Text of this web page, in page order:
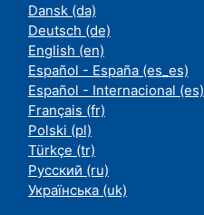
Dansk ‎(da)‎
Deutsch ‎(de)‎
English ‎(en)‎
Español - España ‎(es_es)‎
Español - Internacional ‎(es)‎
Français ‎(fr)‎
Polski ‎(pl)‎
Türkçe ‎(tr)‎
Русский ‎(ru)‎
Українська ‎(uk)‎